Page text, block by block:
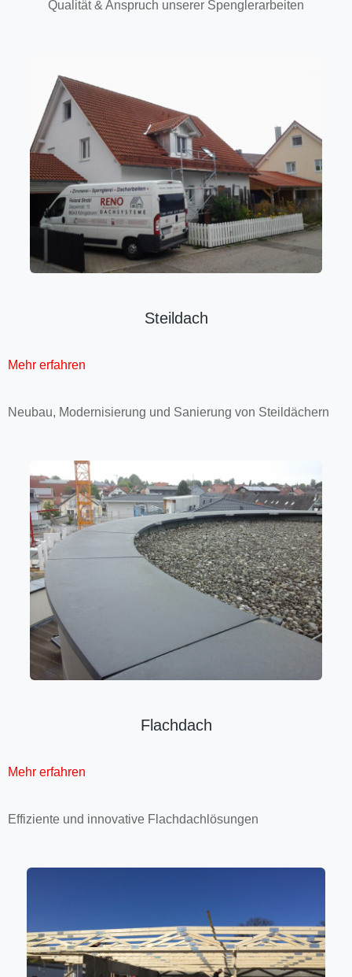
Qualität & Anspruch unserer Spenglerarbeiten
Steildach
Mehr erfahren
Neubau, Moder­nisierung und Sa­nierung von Steil­dächern
Flach­dach
Mehr erfahren
Effiziente und inno­vative Flach­dach­lösun­gen